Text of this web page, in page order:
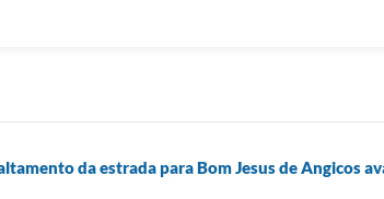
da estrada para Bom Jesus de Angicos